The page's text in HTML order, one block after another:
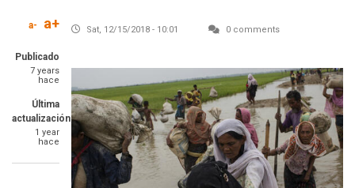
a- a+
Publicado
7 years
hace
Última
actualización
1 year
hace
Sat, 12/15/2018 - 10:01 0 comments